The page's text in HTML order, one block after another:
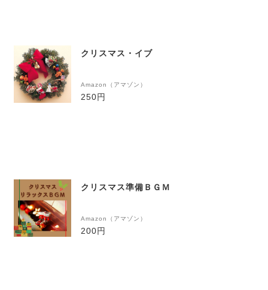
クリスマス・イブ
Amazon（アマゾン）
250円
クリスマス準備ＢＧＭ
Amazon（アマゾン）
200円